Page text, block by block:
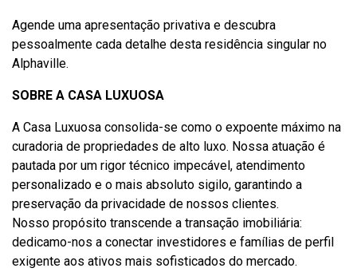
Agende uma apresentação privativa e descubra
pessoalmente cada detalhe desta residência singular no
Alphaville.
SOBRE A CASA LUXUOSA
A Casa Luxuosa consolida-se como o expoente máximo na
curadoria de propriedades de alto luxo. Nossa atuação é
pautada por um rigor técnico impecável, atendimento
personalizado e o mais absoluto sigilo, garantindo a
preservação da privacidade de nossos clientes.
Nosso propósito transcende a transação imobiliária:
dedicamo-nos a conectar investidores e famílias de perfil
exigente aos ativos mais sofisticados do mercado.